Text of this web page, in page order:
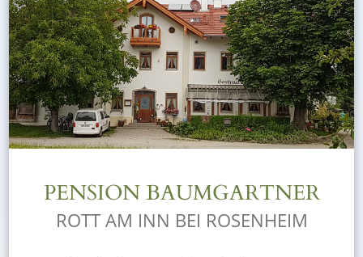
PENSION BAUMGARTNER
ROTT AM INN BEI ROSENHEIM